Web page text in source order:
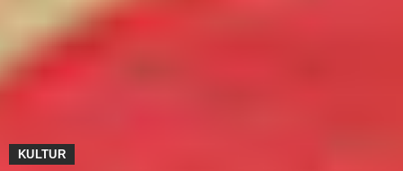
KULTUR